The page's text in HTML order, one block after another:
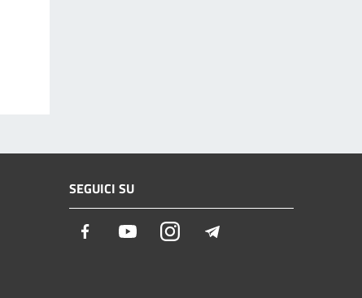
SEGUICI SU
Facebook YoutubeInstagram